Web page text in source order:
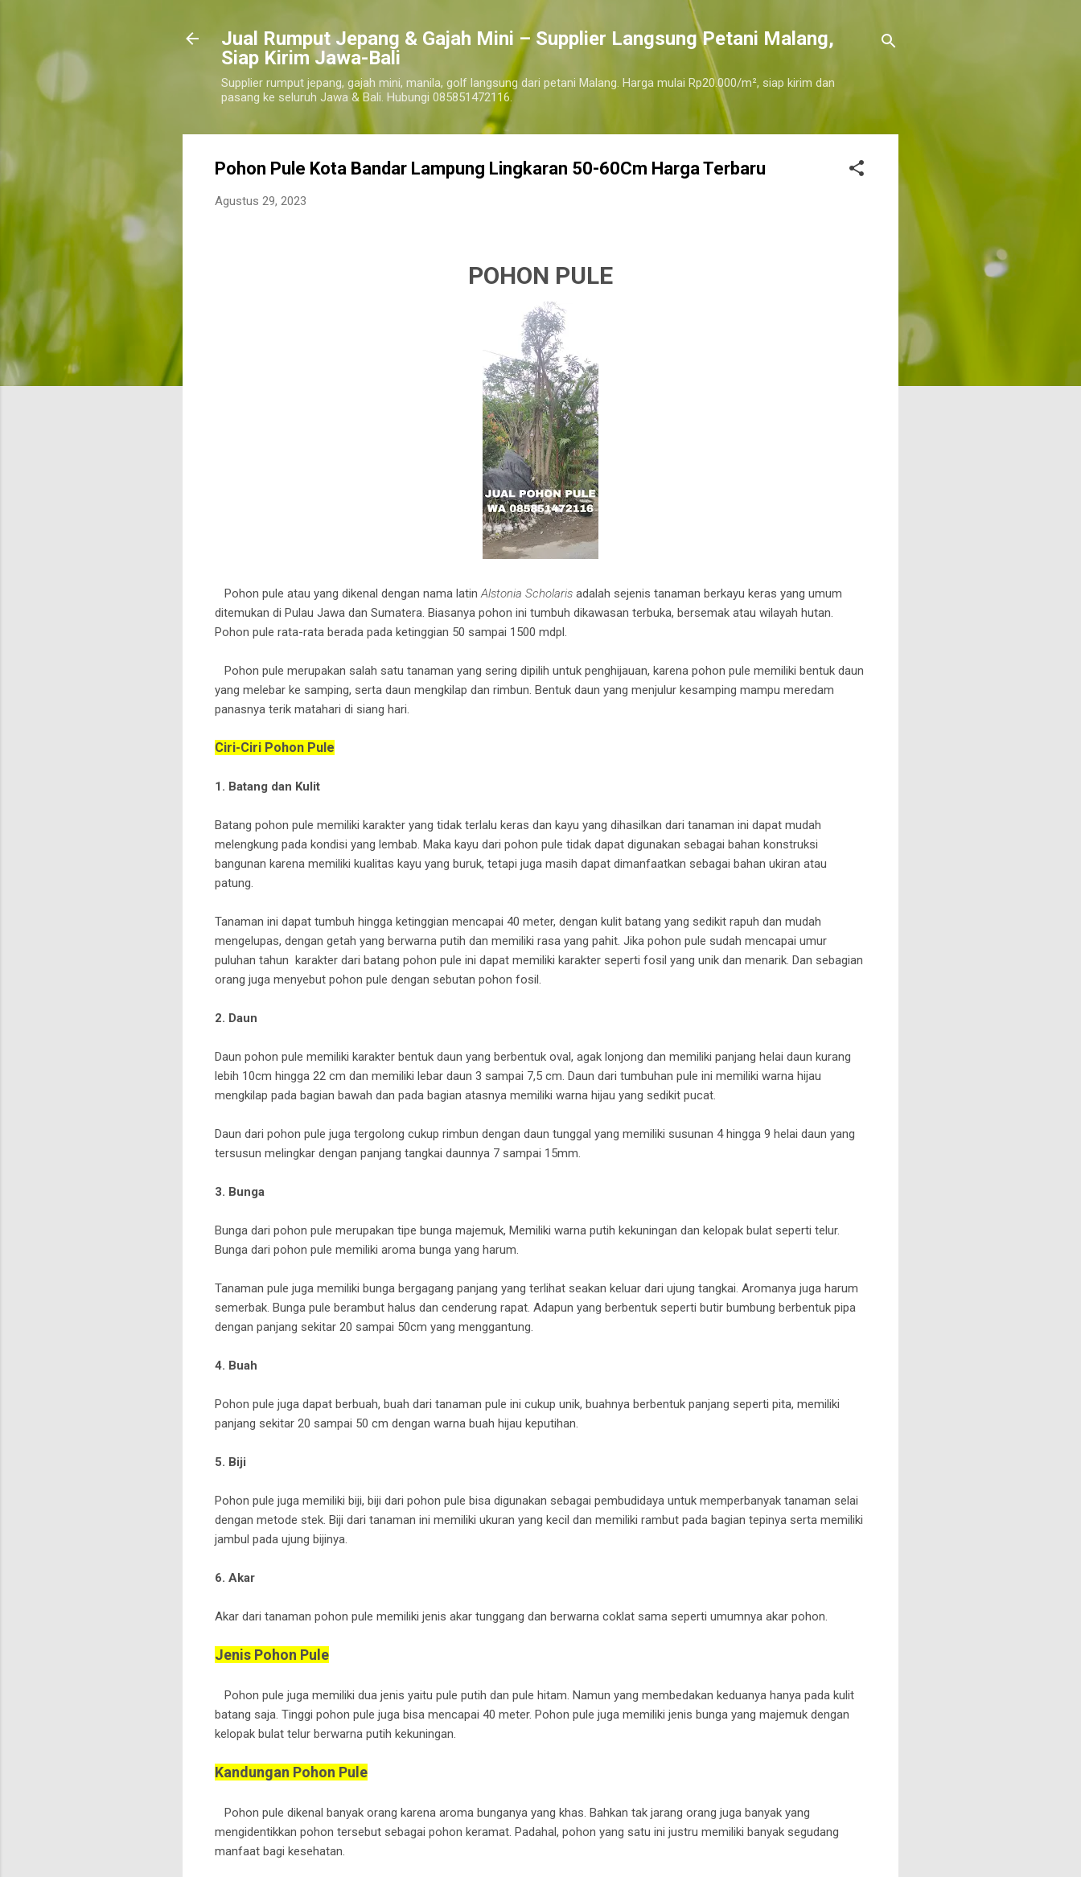
Langsung ke konten utama
​Jual Rumput Jepang & Gajah Mini – Supplier Langsung Petani Malang,
Siap Kirim Jawa-Bali
Supplier rumput jepang, gajah mini, manila, golf langsung dari petani Malang. Harga mulai Rp20.000/m², siap kirim dan
pasang ke seluruh Jawa & Bali. Hubungi 085851472116.
Pohon Pule Kota Bandar Lampung Lingkaran 50-60Cm Harga Terbaru
Agustus 29, 2023
POHON PULE
Pohon pule atau yang dikenal dengan nama latinAlstonia Scholaris adalah sejenis tanaman berkayu keras yang umum
ditemukan di Pulau Jawa dan Sumatera. Biasanya pohon ini tumbuh dikawasan terbuka, bersemak atau wilayah hutan.
Pohon pule rata-rata berada pada ketinggian 50 sampai 1500 mdpl.
Pohon pule merupakan salah satu tanaman yang sering dipilih untuk penghijauan, karena pohon pule memiliki bentuk daun
yang melebar ke samping, serta daun mengkilap dan rimbun. Bentuk daun yang menjulur kesamping mampu meredam
panasnya terik matahari di siang hari.
Ciri-Ciri Pohon Pule
1. Batang dan Kulit
Batang pohon pule memiliki karakter yang tidak terlalu keras dan kayu yang dihasilkan dari tanaman ini dapat mudah
melengkung pada kondisi yang lembab. Maka kayu dari pohon pule tidak dapat digunakan sebagai bahan konstruksi
bangunan karena memiliki kualitas kayu yang buruk, tetapi juga masih dapat dimanfaatkan sebagai bahan ukiran atau
patung.
Tanaman ini dapat tumbuh hingga ketinggian mencapai 40 meter, dengan kulit batang yang sedikit rapuh dan mudah
mengelupas, dengan getah yang berwarna putih dan memiliki rasa yang pahit. Jika pohon pule sudah mencapai umur
puluhan tahun karakter dari batang pohon pule ini dapat memiliki karakter seperti fosil yang unik dan menarik. Dan sebagian
orang juga menyebut pohon pule dengan sebutan pohon fosil.
2. Daun
Daun pohon pule memiliki karakter bentuk daun yang berbentuk oval, agak lonjong dan memiliki panjang helai daun kurang
lebih 10cm hingga 22 cm dan memiliki lebar daun 3 sampai 7,5 cm. Daun dari tumbuhan pule ini memiliki warna hijau
mengkilap pada bagian bawah dan pada bagian atasnya memiliki warna hijau yang sedikit pucat.
Daun dari pohon pule juga tergolong cukup rimbun dengan daun tunggal yang memiliki susunan 4 hingga 9 helai daun yang
tersusun melingkar dengan panjang tangkai daunnya 7 sampai 15mm.
3. Bunga
Bunga dari pohon pule merupakan tipe bunga majemuk, Memiliki warna putih kekuningan dan kelopak bulat seperti telur.
Bunga dari pohon pule memiliki aroma bunga yang harum.
Tanaman pule juga memiliki bunga bergagang panjang yang terlihat seakan keluar dari ujung tangkai. Aromanya juga harum
semerbak. Bunga pule berambut halus dan cenderung rapat. Adapun yang berbentuk seperti butir bumbung berbentuk pipa
dengan panjang sekitar 20 sampai 50cm yang menggantung.
4. Buah
Pohon pule juga dapat berbuah, buah dari tanaman pule ini cukup unik, buahnya berbentuk panjang seperti pita, memiliki
panjang sekitar 20 sampai 50 cm dengan warna buah hijau keputihan.
5. Biji
Pohon pule juga memiliki biji, biji dari pohon pule bisa digunakan sebagai pembudidaya untuk memperbanyak tanaman selai
dengan metode stek. Biji dari tanaman ini memiliki ukuran yang kecil dan memiliki rambut pada bagian tepinya serta memiliki
jambul pada ujung bijinya.
6. Akar
Akar dari tanaman pohon pule memiliki jenis akar tunggang dan berwarna coklat sama seperti umumnya akar pohon.
Jenis Pohon Pule
Pohon pule juga memiliki dua jenis yaitu pule putih dan pule hitam. Namun yang membedakan keduanya hanya pada kulit
batang saja. Tinggi pohon pule juga bisa mencapai 40 meter. Pohon pule juga memiliki jenis bunga yang majemuk dengan
kelopak bulat telur berwarna putih kekuningan.
Kandungan Pohon Pule
Pohon pule dikenal banyak orang karena aroma bunganya yang khas. Bahkan tak jarang orang juga banyak yang
mengidentikkan pohon tersebut sebagai pohon keramat. Padahal, pohon yang satu ini justru memiliki banyak segudang
manfaat bagi kesehatan.